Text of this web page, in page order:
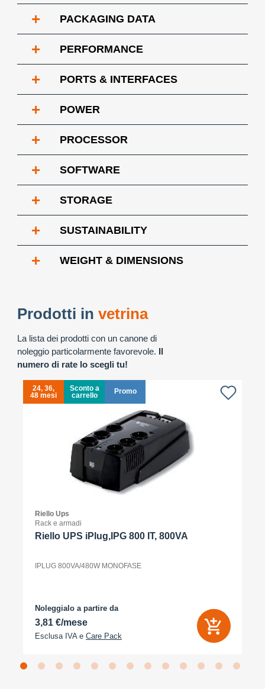
+ PACKAGING DATA
+ PERFORMANCE
+ PORTS & INTERFACES
+ POWER
+ PROCESSOR
+ SOFTWARE
+ STORAGE
+ SUSTAINABILITY
+ WEIGHT & DIMENSIONS
Prodotti in vetrina
La lista dei prodotti con un canone di
noleggio particolarmente favorevole. Il
numero di rate lo scegli tu!
24, 36,
48 mesi
Sconto a
carrello
Promo
Riello Ups
Rack e armadi
Riello UPS iPlug,IPG 800 IT, 800VA
IPLUG 800VA/480W MONOFASE
Noleggialo a partire da
3,81 €/mese
Esclusa IVA e Care Pack